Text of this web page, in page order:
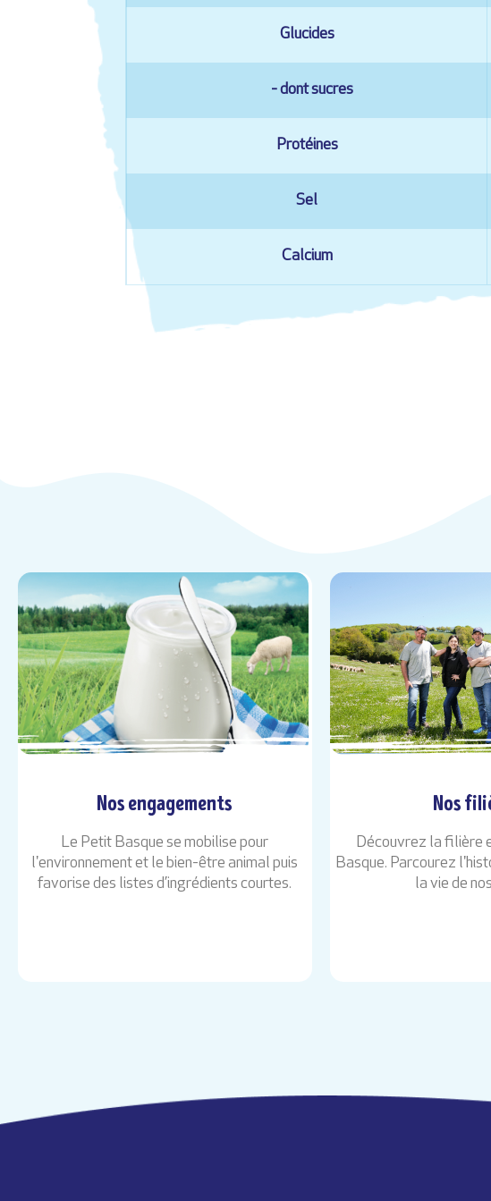
Glucides
- dont sucres
Protéines
Sel
Calcium
Nos engagements
Le Petit Basque se mobilise pour
l'environnement et le bien-être animal puis
favorise des listes d’ingrédients courtes.
Nos
Découvrez la filière
Basque. Parcourez
la vie de